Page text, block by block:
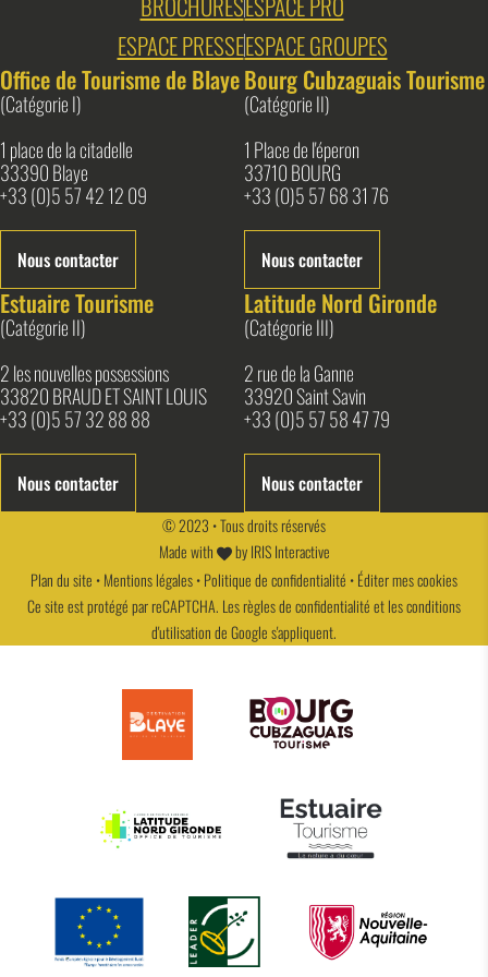
ESPACE PRESSEESPACE GROUPES
Office de Tourisme de Blaye
(Catégorie I)
1 place de la citadelle
33390 Blaye
+33 (0)5 57 42 12 09
Nous contacter
Bourg Cubzaguais Tourisme
(Catégorie II)
1 Place de l'éperon
33710 BOURG
+33 (0)5 57 68 31 76
Nous contacter
Estuaire Tourisme
(Catégorie II)
2 les nouvelles possessions
33820 BRAUD ET SAINT LOUIS
+33 (0)5 57 32 88 88
Nous contacter
Latitude Nord Gironde
(Catégorie III)
2 rue de la Ganne
33920 Saint Savin
+33 (0)5 57 58 47 79
Nous contacter
© 2023 • Tous droits réservés
Made with
byIRIS Interactive
Plan du site •Mentions légales•Politique de confidentialité •Éditer mes cookies
Ce site est protégé par reCAPTCHA. Lesrègles de confidentialitéet lesconditions
d'utilisationde Google s'appliquent.